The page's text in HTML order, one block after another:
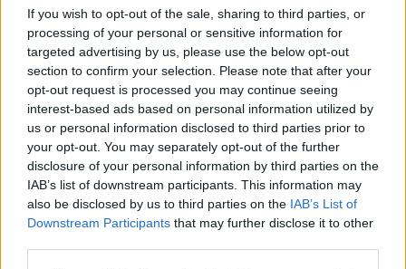
If you wish to opt-out of the sale, sharing to third parties, or
processing of your personal or sensitive information for
targeted advertising by us, please use the below opt-out
section to confirm your selection. Please note that after your
opt-out request is processed you may continue seeing
interest-based ads based on personal information utilized by
us or personal information disclosed to third parties prior to
your opt-out. You may separately opt-out of the further
disclosure of your personal information by third parties on the
IAB’s list of downstream participants. This information may
also be disclosed by us to third parties on the IAB’s List of
Downstream Participants that may further disclose it to other
Šiuo metu skaitomiausi
Kraupi avarija prie Vilniaus atėmė
tris brangiausius žmones: pranešė,
kaip bus atsisveikinama su
mergaite, jos mama ir močiute
Dienos horoskopas 12 Zodiako
ženklų: gali būti lengviau nutraukti
tai, kas nebeveikia